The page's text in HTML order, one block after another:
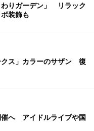
りガーデン」 リラック
装飾も
クス」カラーのサザン 復
催へ アイドルライブや国